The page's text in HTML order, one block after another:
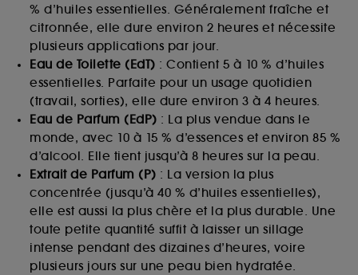
% d’huiles essentielles. Généralement fraîche et
citronnée, elle dure environ 2 heures et nécessite
plusieurs applications par jour.
Eau de Toilette (EdT) : Contient 5 à 10 % d’huiles
essentielles. Parfaite pour un usage quotidien
(travail, sorties), elle dure environ 3 à 4 heures.
Eau de Parfum (EdP) : La plus vendue dans le
monde, avec 10 à 15 % d’essences et environ 85 %
d’alcool. Elle tient jusqu’à 8 heures sur la peau.
Extrait de Parfum (P) : La version la plus
concentrée (jusqu’à 40 % d’huiles essentielles),
elle est aussi la plus chère et la plus durable. Une
toute petite quantité suffit à laisser un sillage
intense pendant des dizaines d’heures, voire
plusieurs jours sur une peau bien hydratée.